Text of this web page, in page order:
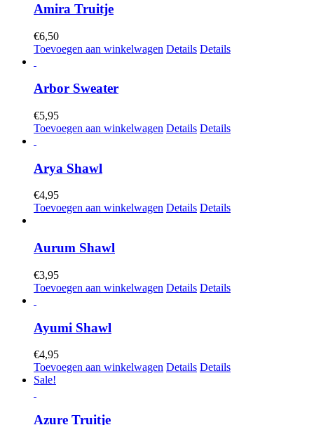
Amira Truitje
€6,50
Toevoegen aan winkelwagen Details Details
Arbor Sweater
€5,95
Toevoegen aan winkelwagen Details Details
Arya Shawl
€4,95
Toevoegen aan winkelwagen Details Details
Aurum Shawl
€3,95
Toevoegen aan winkelwagen Details Details
Ayumi Shawl
€4,95
Toevoegen aan winkelwagen Details Details
Sale!
Azure Truitje